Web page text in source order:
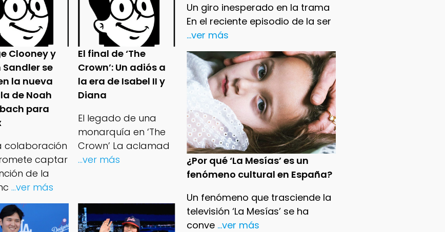
Un giro inesperado en la trama
En el reciente episodio de la ser
...ver más
¿Por qué ‘La Mesías’ es un
fenómeno cultural en España?
Un fenómeno que trasciende la
televisión ‘La Mesías’ se ha
conve ...ver más
Clooney y
se
la nueva
de Noah
para
colaboración
captar
de la
...ver más
El final de ‘The
Crown’: Un adiós a
la era de Isabel II y
Diana
El legado de una
monarquía en ‘The
Crown’ La aclamad
...ver más